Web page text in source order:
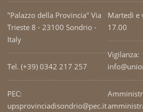
"Palazzo della Provincia" Via
Trieste 8 - 23100 Sondrio -
Italy
Tel. (+39) 0342 217 257
PEC:
upsprovinciadisondrio@pec.it
Martedì e
17.00
Vigilanza: